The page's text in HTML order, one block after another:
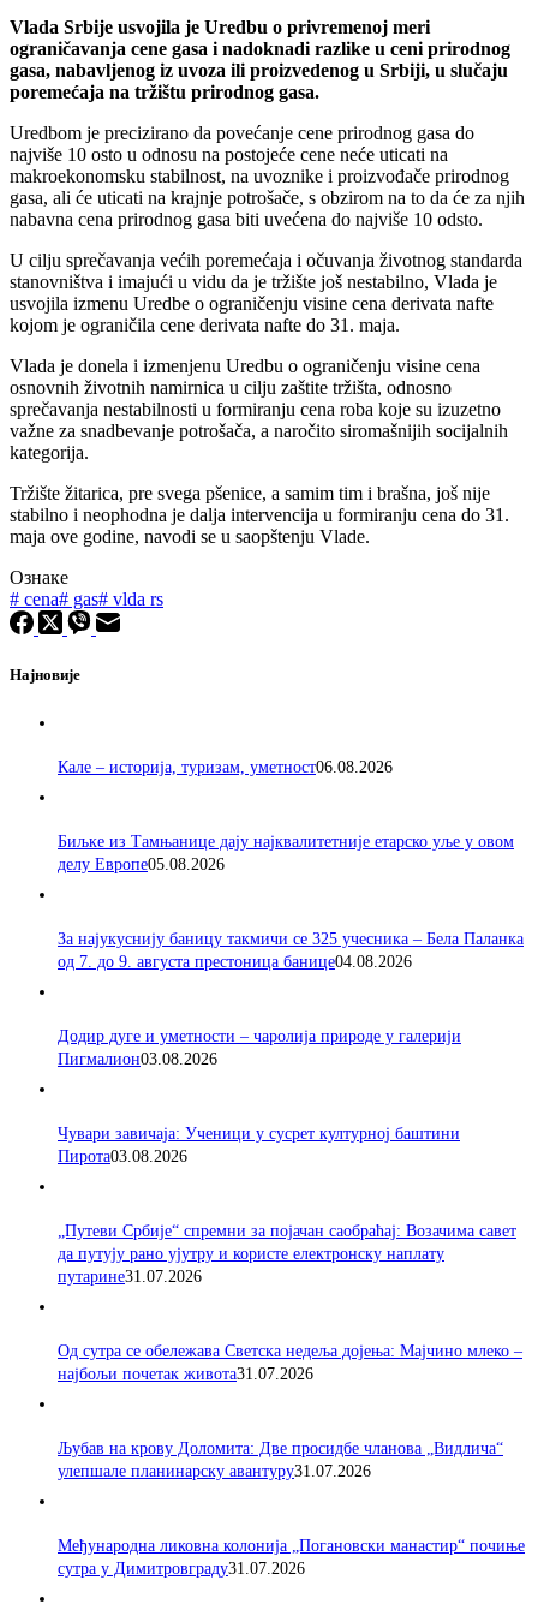
Vlada Srbije usvojila je Uredbu o privremenoj meri
ograničavanja cene gasa i nadoknadi razlike u ceni prirodnog
gasa, nabavljenog iz uvoza ili proizvedenog u Srbiji, u slučaju
poremećaja na tržištu prirodnog gasa.
Uredbom je precizirano da povećanje cene prirodnog gasa do
najviše 10 osto u odnosu na postojeće cene neće uticati na
makroekonomsku stabilnost, na uvoznike i proizvođače prirodnog
gasa, ali će uticati na krajnje potrošače, s obzirom na to da će za njih
nabavna cena prirodnog gasa biti uvećena do najviše 10 odsto.
U cilju sprečavanja većih poremećaja i očuvanja životnog standarda
stanovništva i imajući u vidu da je tržište još nestabilno, Vlada je
usvojila izmenu Uredbe o ograničenju visine cena derivata nafte
kojom je ograničila cene derivata nafte do 31. maja.
Vlada je donela i izmenjenu Uredbu o ograničenju visine cena
osnovnih životnih namirnica u cilju zaštite tržišta, odnosno
sprečavanja nestabilnosti u formiranju cena roba koje su izuzetno
važne za snadbevanje potrošača, a naročito siromašnijih socijalnih
kategorija.
Tržište žitarica, pre svega pšenice, a samim tim i brašna, još nije
stabilno i neophodna je dalja intervencija u formiranju cena do 31.
maja ove godine, navodi se u saopštenju Vlade.
Ознаке
# cena# gas# vlda rs
Најновије
Кале – историја, туризам, уметност06.08.2026
Биљке из Тамњанице дају најквалитетније етарско уље у овом
делу Европе05.08.2026
За најукуснију баницу такмичи се 325 учесника – Бела Паланка
од 7. до 9. августа престоница банице04.08.2026
Додир дуге и уметности – чаролија природе у галерији
Пигмалион03.08.2026
Чувари завичаја: Ученици у сусрет културној баштини
Пирота03.08.2026
„Путеви Србије“ спремни за појачан саобраћај: Возачима савет
да путују рано ујутру и користе електронску наплату
путарине31.07.2026
Од сутра се обележава Светска недеља дојења: Мајчино млеко –
најбољи почетак живота31.07.2026
Љубав на крову Доломита: Две просидбе чланова „Видлича“
улепшале планинарску авантуру31.07.2026
Међународна ликовна колонија „Погановски манастир“ почиње
сутра у Димитровграду31.07.2026